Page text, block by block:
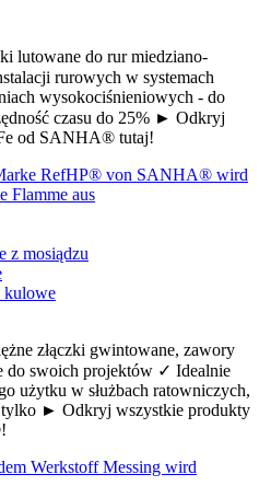
lutowane do rur miedziano-
rurowych w systemach
wysokociśnieniowych - do
czasu do 25% ► Odkryj
od SANHA® tutaj!
z mosiądzu
złączki gwintowane, zawory
do swoich projektów ✓ Idealnie
użytku w służbach ratowniczych,
tylko ► Odkryj wszystkie produkty